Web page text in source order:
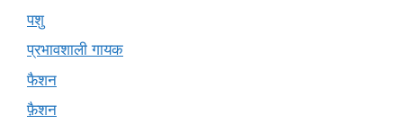
पशु
प्रभावशाली गायक
फैशन
फ़ैशन